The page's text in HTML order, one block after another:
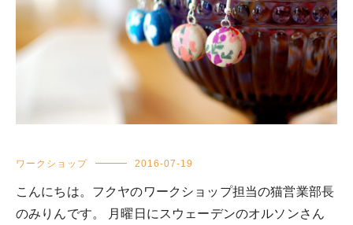
ワークショップ 2016-07-19
こんにちは。フクヤのワークショップ担当の猫営業部長
のみりんです。 月曜日にスウェーデンのオルソンさん